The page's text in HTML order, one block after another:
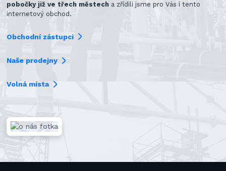
pobočky již ve třech městech a zřídili jsme pro Vás i tento
internetový obchod.
Obchodní zástupci
Naše prodejny
Volná místa